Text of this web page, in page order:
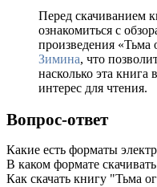
Перед скачиванием
ознакомиться с
произведения
Зимина, что
насколько эта
интерес для чтения.
Вопрос-ответ
Какие есть форматы
В каком формате
Как скачать книгу "Тьма